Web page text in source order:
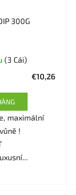
300G
(3 Cái)
€10,26
maximální
!